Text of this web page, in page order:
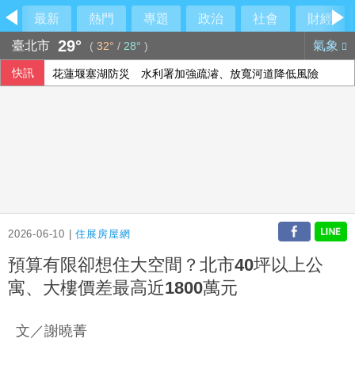
最新 熱門 專題 政治 社會
財經
臺北市 29° ( 32° / 28° ) 氣象
快訊
花蓮堰塞湖防災 水利署加強疏濬、放寬河道降低風險
2026-06-10 |住展房屋網
預算有限卻想住大空間？北市40坪以上公
寓、大樓價差最高近1800萬元
文／謝曉菁